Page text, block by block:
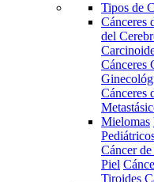
Tipos de
Cánceres
del
Cánceres
Cánceres
Mielomas
Cáncer de
Piel
Tiroides